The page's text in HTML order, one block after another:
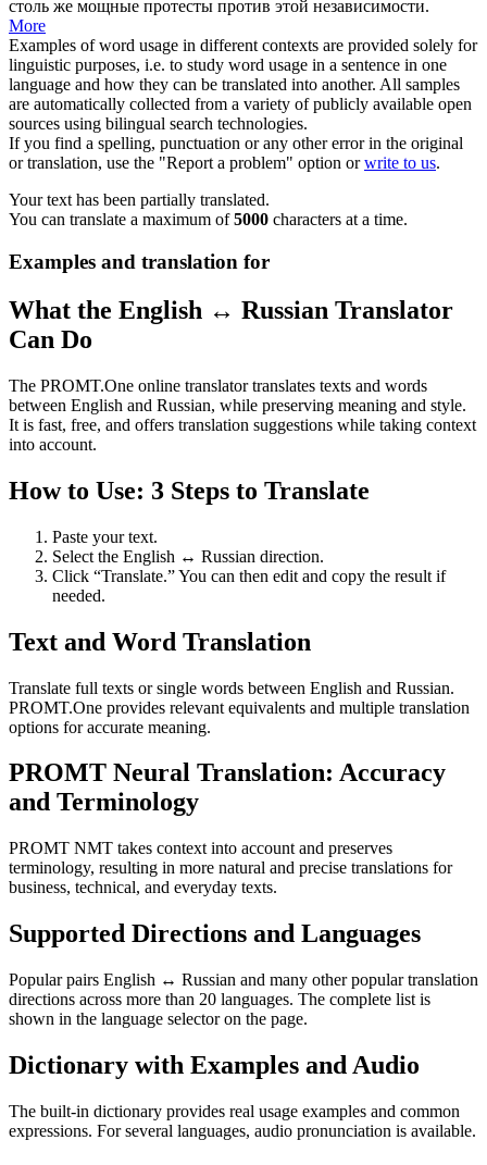
столь же мощные протесты против этой независимости.
More
Examples of word usage in different contexts are provided solely for
linguistic purposes, i.e. to study word usage in a sentence in one
language and how they can be translated into another. All samples
are automatically collected from a variety of publicly available open
sources using bilingual search technologies.
If you find a spelling, punctuation or any other error in the original
or translation, use the "Report a problem" option orwrite to us.
Your text has been partially translated.
You can translate a maximum of5000 characters at a time.
Examples and translation for
What the English ↔ Russian Translator
Can Do
The PROMT.One online translator translates texts and words
between English and Russian, while preserving meaning and style.
It is fast, free, and offers translation suggestions while taking context
into account.
How to Use: 3 Steps to Translate
Paste your text.
Select the English ↔ Russian direction.
Click “Translate.” You can then edit and copy the result if
needed.
Text and Word Translation
Translate full texts or single words between English and Russian.
PROMT.One provides relevant equivalents and multiple translation
options for accurate meaning.
PROMT Neural Translation: Accuracy
and Terminology
PROMT NMT takes context into account and preserves
terminology, resulting in more natural and precise translations for
business, technical, and everyday texts.
Supported Directions and Languages
Popular pairs English ↔ Russian and many other popular translation
directions across more than 20 languages. The complete list is
shown in the language selector on the page.
Dictionary with Examples and Audio
The built-in dictionary provides real usage examples and common
expressions. For several languages, audio pronunciation is available.